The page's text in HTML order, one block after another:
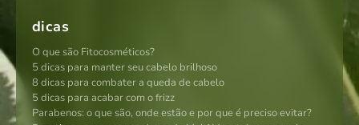
dicas
O que são Fitocosméticos?
5 dicas para manter seu cabelo brilhoso
8 dicas para combater a queda de cabelo
5 dicas para acabar com o frizz
Parabenos: o que são, onde estão e por que é preciso evitar?